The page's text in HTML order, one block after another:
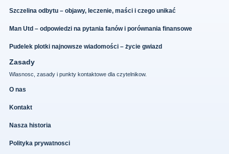
Szczelina odbytu – objawy, leczenie, maści i czego unikać
Man Utd – odpowiedzi na pytania fanów i porównania finansowe
Pudelek plotki najnowsze wiadomości – życie gwiazd
Zasady
Wlasnosc, zasady i punkty kontaktowe dla czytelnikow.
O nas
Kontakt
Nasza historia
Polityka prywatnosci